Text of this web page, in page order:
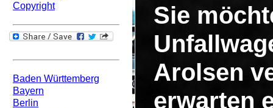
Copyright
Baden Württemberg
Bayern
Berlin
Sie
Arolsen
erwarten